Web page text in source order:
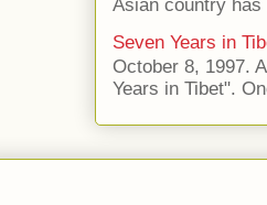
Asian country has
Seven Years in
October 8, 1997.
Years in Tibet".